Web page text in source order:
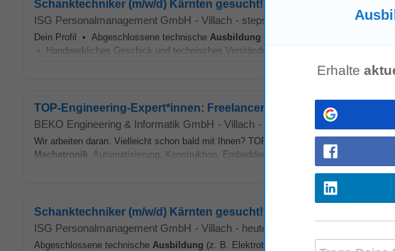
Schanktechniker (m/w/d) Kärnten gesucht!
ISG Personalmanagement GmbH - Villach - stepstone.at
Dein Profil • Abgeschlossene technische Ausbildung
• Handwerkliches Geschick und technisches Verständnis • Selbstständige und
TOP-Engineering-Expert*innen: Freelancer & Partnerunternehmen
BEKO Engineering & Informatik GmbH - Villach - 2 Tage alt
Wir arbeiten daran. Vielleicht schon bald mit Ihnen? TOP-Engineering-Expert*innen:
Mechatronik , Automatisierung, Konstruktion, Embedded Entwicklung,
Mehr
Schanktechniker (m/w/d) Kärnten gesucht!
ISG Personalmanagement GmbH - Villach - heute
Abgeschlossene technische Ausbildung (z. B. Elektrotechnik,
Erhalte